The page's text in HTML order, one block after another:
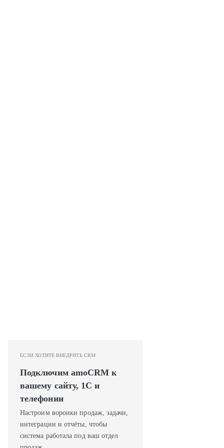
ЕСЛИ ХОТИТЕ ВНЕДРИТЬ CRM
Подключим amoCRM к
вашему сайту, 1С и
телефонии
Настроим воронки продаж, задачи,
интеграции и отчёты, чтобы
система работала под ваш отдел